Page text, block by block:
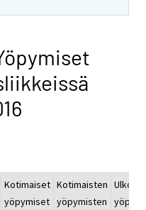
Kotimaiset
yöpymiset
Kotimaisten
yöpymisten